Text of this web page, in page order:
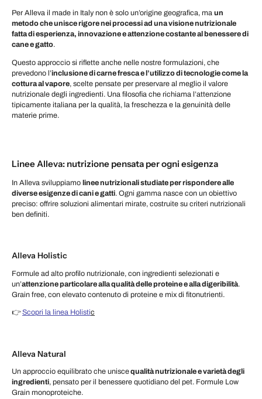
Per Alleva il made in Italy non è solo un’origine geografica, ma un
metodo che unisce rigore nei processi ad una visione nutrizionale
fatta di esperienza, innovazione e attenzione costante al benessere di
cane e gatto.
Questo approccio si riflette anche nelle nostre formulazioni, che
prevedono l’inclusione di carne fresca e l’utilizzo di tecnologie come la
cottura al vapore, scelte pensate per preservare al meglio il valore
nutrizionale degli ingredienti. Una filosofia che richiama l’attenzione
tipicamente italiana per la qualità, la freschezza e la genuinità delle
materie prime.
Linee Alleva: nutrizione pensata per ogni esigenza
In Alleva sviluppiamo linee nutrizionali studiate per rispondere alle
diverse esigenze di cani e gatti. Ogni gamma nasce con un obiettivo
preciso: offrire soluzioni alimentari mirate, costruite su criteri nutrizionali
ben definiti.
Alleva Holistic
Formule ad alto profilo nutrizionale, con ingredienti selezionati e
un’attenzione particolare alla qualità delle proteine e alla digeribilità.
Grain free, con elevato contenuto di proteine e mix di fitonutrienti.
👉Scopri la linea Holistic
Alleva Natural
Un approccio equilibrato che uniscequalità nutrizionale e varietà degli
ingredienti, pensato per il benessere quotidiano del pet. Formule Low
Grain monoproteiche.